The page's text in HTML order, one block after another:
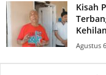
Kisah
Agustus